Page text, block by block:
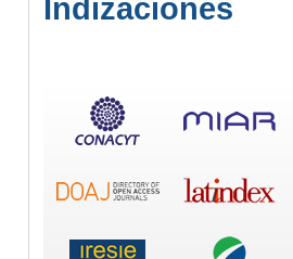
Indizaciones